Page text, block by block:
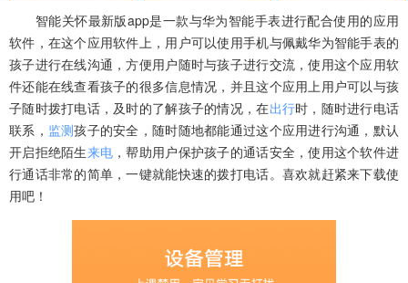
智能关怀最新版app是一款与华为智能手表进行配合使用的应用
软件，在这个应用软件上，用户可以使用手机与佩戴华为智能手表的
孩子进行在线沟通，方便用户随时与孩子进行交流，使用这个应用软
件还能在线查看孩子的很多信息情况，并且这个应用上用户可以与孩
子随时拨打电话，及时的了解孩子的情况，在出行时，随时进行电话
联系， 监测孩子的安全，随时随地都能通过这个应用进行沟通，默认
开启拒绝陌生来电 ，帮助用户保护孩子的通话安全，使用这个软件进
行通话非常的简单，一键就能快速的拨打电话。喜欢就赶紧来下载使
用吧！